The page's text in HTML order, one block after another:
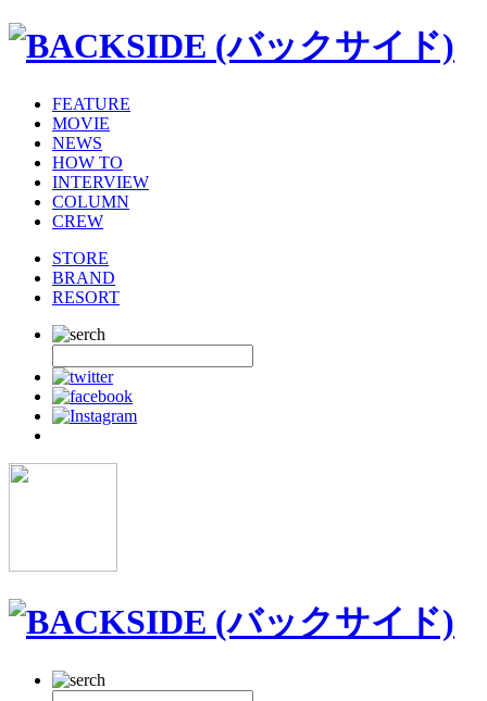
FEATURE
MOVIE
NEWS
HOW TO
INTERVIEW
COLUMN
CREW
STORE
BRAND
RESORT